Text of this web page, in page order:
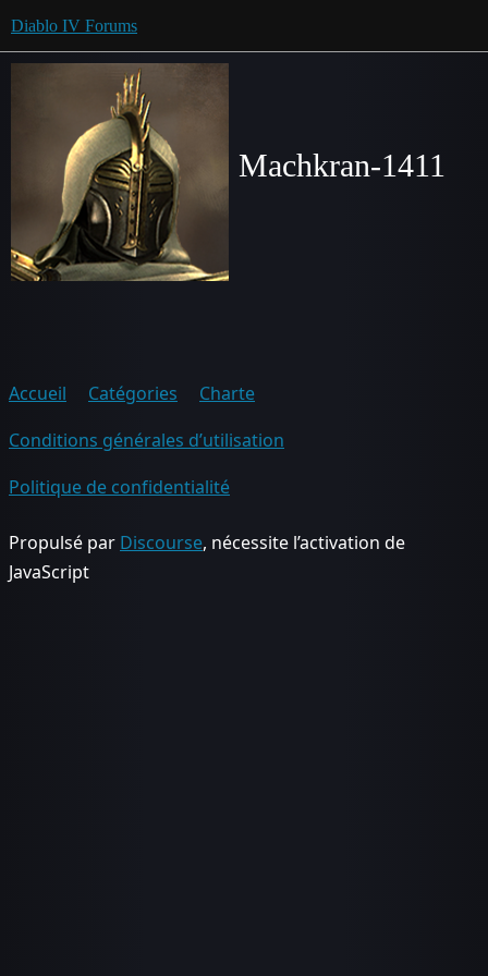
Diablo IV Forums
Machkran-1411
Accueil Catégories
Charte
Conditions générales d’utilisation
Politique de confidentialité
Propulsé par Discourse, nécessite l’activation de
JavaScript